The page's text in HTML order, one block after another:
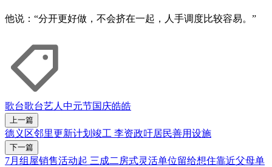
他说：“分开更好做，不会挤在一起，人手调度比较容易。”
歌台歌台艺人 中元节国庆皓皓
上一篇
德义区邻里更新计划竣工 李资政吁居民善用设施
下一篇
7月组屋销售活动起 三成二房式灵活单位留给想住靠近父母单